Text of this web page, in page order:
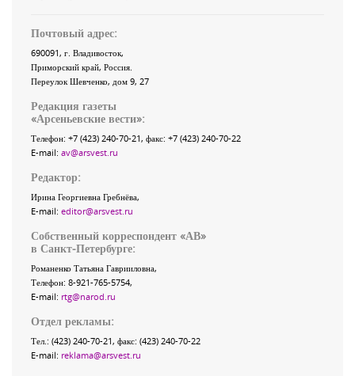
Почтовый адрес:
690091, г. Владивосток,
Приморский край, Россия
Переулок Шевченко, дом 9, 27
Редакция газеты
«Арсеньевские вести»:
Телефон: +7 (423) 240-70-21, факс: +7 (423) 240-70-22
E-mail: av@arsvest.ru
Редактор:
Ирина Георгиевна Гребнёва,
E-mail: editor@arsvest.ru
Собственный корреспондент «АВ»
в Санкт-Петербурге:
Романенко Татьяна Гаврииловна,
Телефон: 8-921-765-5754,
E-mail: rtg@narod.ru
Отдел рекламы:
Тел.: (423) 240-70-21, факс: (423) 240-70-22
E-mail: reklama@arsvest.ru